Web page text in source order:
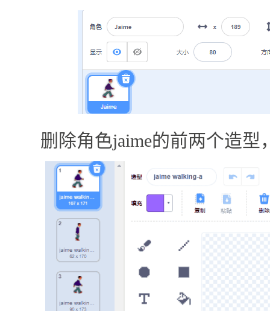
删除角色jaime的前两个造型